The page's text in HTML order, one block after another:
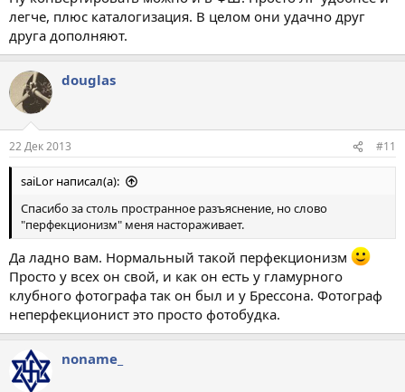
легче, плюс каталогизация. В целом они удачно друг
друга дополняют.
douglas
22 Дек 2013 #11
saiLor написал(а):
Спасибо за столь пространное разъяснение, но слово
"перфекционизм" меня настораживает.
Да ладно вам. Нормальный такой перфекционизм
Просто у всех он свой, и как он есть у гламурного
клубного фотографа так он был и у Брессона. Фотограф
неперфекционист это просто фотобудка.
noname_